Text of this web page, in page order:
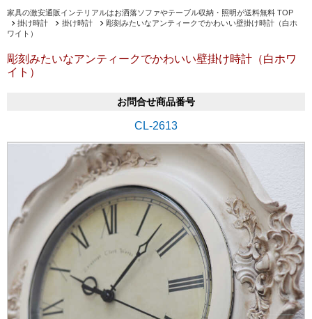
家具の激安通販インテリアルはお洒落ソファやテーブル収納・照明が送料無料 TOP
掛け時計
掛け時計
彫刻みたいなアンティークでかわいい壁掛け時計（白ホ
ワイト）
彫刻みたいなアンティークでかわいい壁掛け時計（白ホワ
イト）
お問合せ商品番号
CL-2613